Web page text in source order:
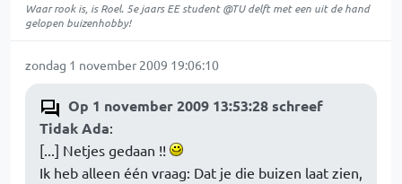
Waar rook is, is Roel. 5e jaars EE student @TU delft met een uit de hand
gelopen buizenhobby!
zondag 1 november 2009 19:06:10
Op 1 november 2009 13:53:28 schreef
Tidak Ada:
[...] Netjes gedaan !!
Ik heb alleen één vraag: Dat je die buizen laat zien,